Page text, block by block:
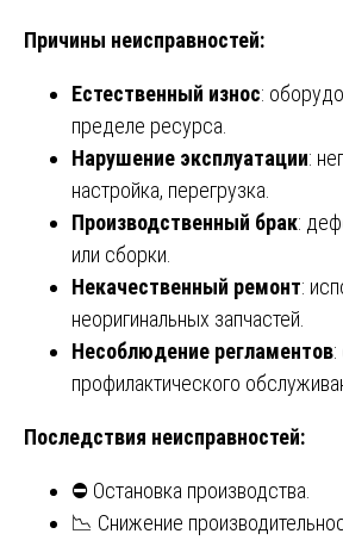
Причины неисправностей:
Естественный износ:
пределе ресурса.
Нарушение эксплуатации:
настройка, перегрузка.
Производственный брак:
или сборки.
Некачественный ремонт:
неоригинальных запчастей.
Несоблюдение регламентов:
профилактического
Последствия неисправностей:
⛔ Остановка производства.
📉 Снижение